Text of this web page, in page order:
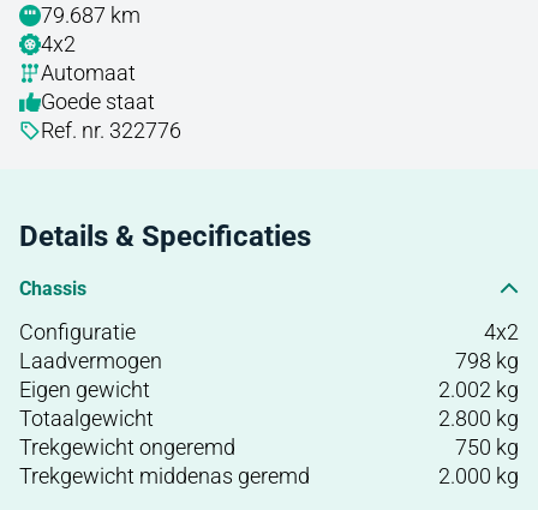
79.687 km
4x2
Automaat
Goede staat
Ref. nr. 322776
Details & Specificaties
Chassis
Configuratie
4x2
Laadvermogen
798 kg
Eigen gewicht
2.002 kg
Totaalgewicht
2.800 kg
Trekgewicht ongeremd
750 kg
Trekgewicht middenas geremd
2.000 kg